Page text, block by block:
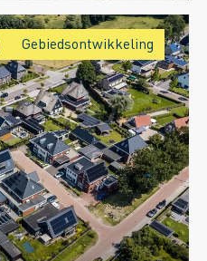
Gebiedsontwikkeling